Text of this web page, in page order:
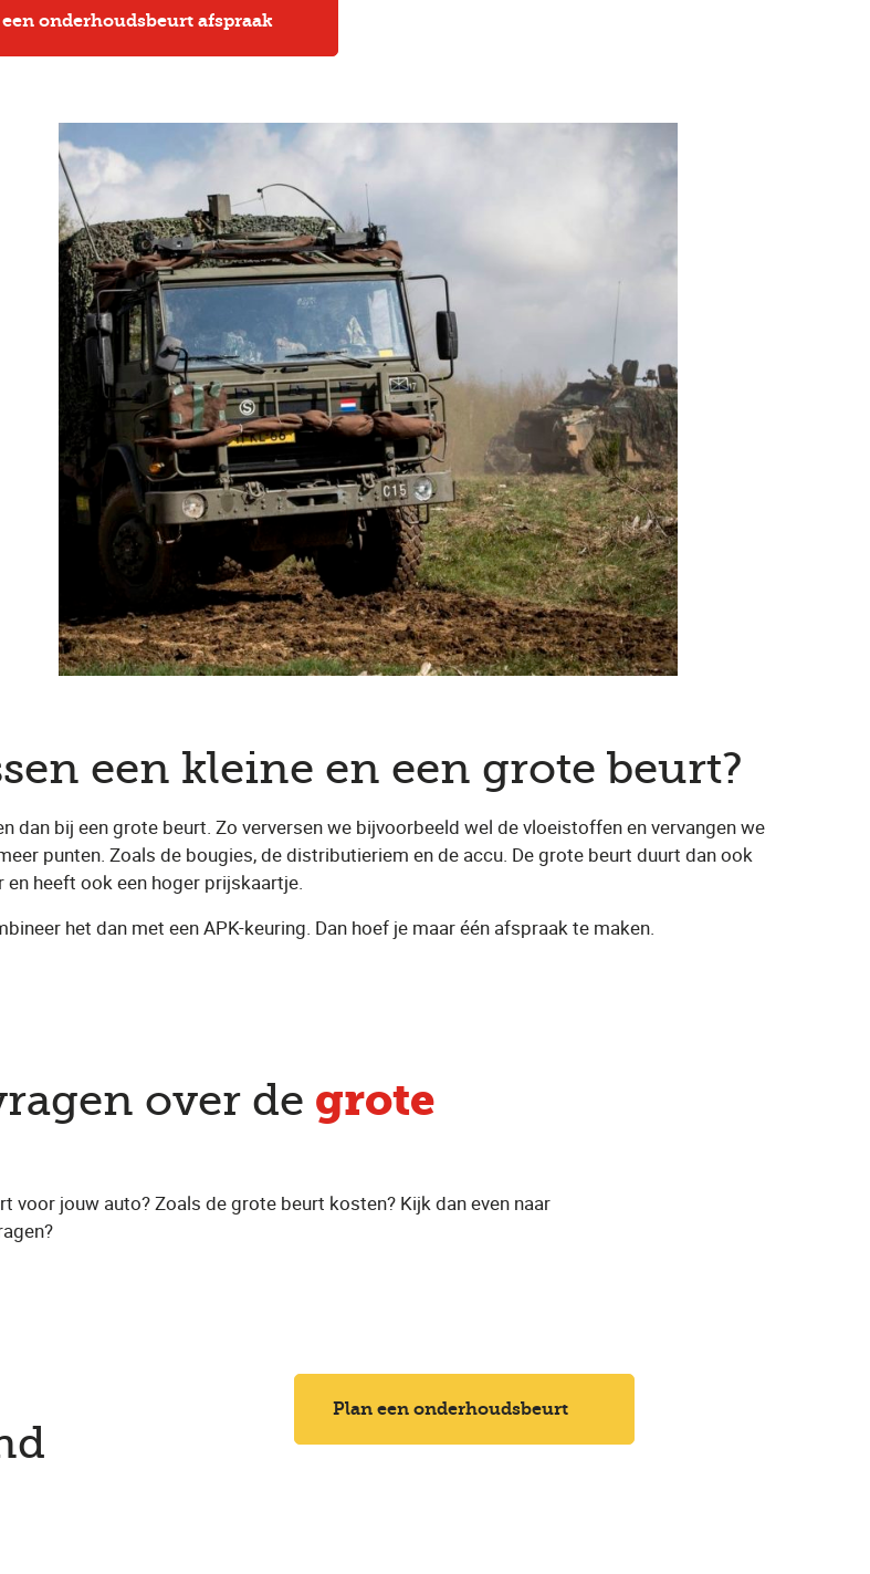
onderhoudsbeurt afspraak
een kleine en een grote beurt?
dan bij een grote beurt. Zo verversen we bijvoorbeeld wel de vloeistoffen en vervangen we
punten. Zoals de bougies, de distributieriem en de accu. De grote beurt duurt dan ook
en heeft ook een hoger prijskaartje.
het dan met een APK-keuring. Dan hoef je maar één afspraak te maken.
over de grote
voor jouw auto? Zoals de grote beurt kosten? Kijk dan even naar
Plan een onderhoudsbeurt